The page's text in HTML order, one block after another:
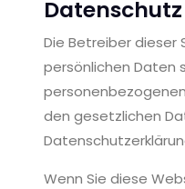
Datenschutz
Die Betreiber dieser
persönlichen Daten
den gesetzlichen
Wenn Sie diese